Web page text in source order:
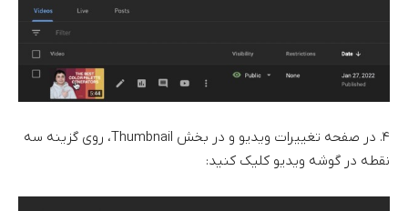
۴. در صفحه تغییرات ویدیو و در بخش Thumbnail، روی گزینه سه
نقطه در گوشه ویدیو کلیک کنید: